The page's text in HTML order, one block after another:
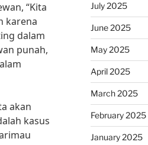
“Kita
karena
dalam
punah,
akan
kasus
July 2025
June 2025
May 2025
April 2025
March 2025
February 2025
January 2025